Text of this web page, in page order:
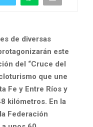
de diversas
este
del “Cruce del
que une
Fe y Entre Ríos y
kilómetros. En la
Federación